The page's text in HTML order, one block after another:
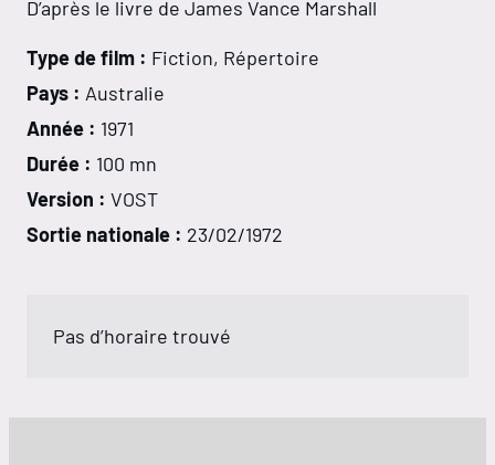
D’après le livre de James Vance Marshall
Type de film : Fiction, Répertoire
Pays : Australie
Année : 1971
Durée : 100 mn
Version : VOST
Sortie nationale : 23/02/1972
Pas d’horaire trouvé